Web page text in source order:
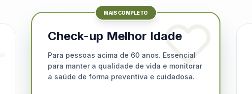
MAIS COMPLETO
Check-up Melhor Idade
Para pessoas acima de 60 anos. Essencial
para manter a qualidade de vida e monitorar
a saúde de forma preventiva e cuidadosa.